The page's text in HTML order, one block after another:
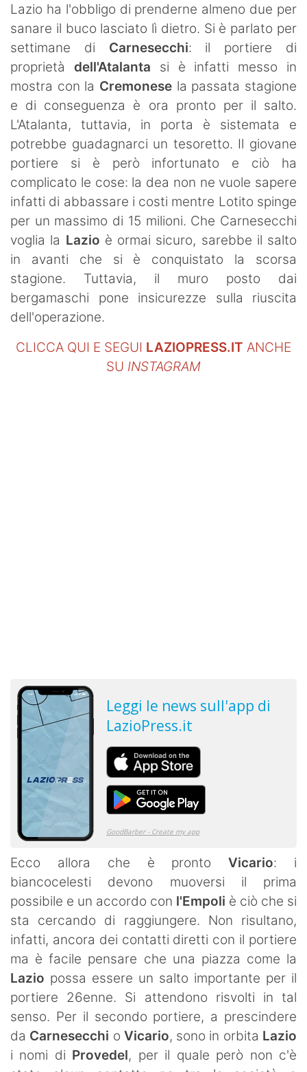
Lazio ha l'obbligo di prenderne almeno due per
sanare il buco lasciato lì dietro. Si è parlato per
settimane di Carnesecchi: il portiere di
proprietà dell'Atalanta si è infatti messo in
mostra con la Cremonese la passata stagione
e di conseguenza è ora pronto per il salto.
L'Atalanta, tuttavia, in porta è sistemata e
potrebbe guadagnarci un tesoretto. Il giovane
portiere si è però infortunato e ciò ha
complicato le cose: la dea non ne vuole sapere
infatti di abbassare i costi mentre Lotito spinge
per un massimo di 15 milioni. Che Carnesecchi
voglia la Lazio è ormai sicuro, sarebbe il salto
in avanti che si è conquistato la scorsa
stagione. Tuttavia, il muro posto dai
bergamaschi pone insicurezze sulla riuscita
dell'operazione.
CLICCA QUI E SEGUI LAZIOPRESS.IT ANCHE
SU INSTAGRAM
Ecco allora che è prontoVicario: i
biancocelesti devono muoversi il prima
possibile e un accordo con l'Empoli è ciò che si
sta cercando di raggiungere. Non risultano,
infatti, ancora dei contatti diretti con il portiere
ma è facile pensare che una piazza come la
Lazio possa essere un salto importante per il
portiere 26enne. Si attendono risvolti in tal
senso. Per il secondo portiere, a prescindere
da Carnesecchi o Vicario, sono in orbita Lazio
i nomi di Provedel, per il quale però non c'è